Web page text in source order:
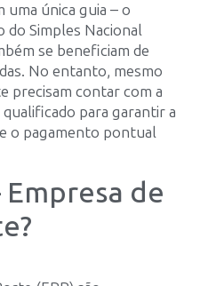
única guia – o
do Simples Nacional
se beneficiam de
No entanto, mesmo
precisam contar com a
para garantir a
o pagamento pontual
Empresa de